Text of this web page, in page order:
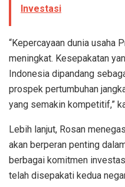
Investasi
“Kepercayaan dunia usaha
meningkat. Kesepakatan
Indonesia dipandang
prospek pertumbuhan
yang semakin kompetitif,”
Lebih lanjut, Rosan
akan berperan penting
berbagai komitmen
telah disepakati kedua